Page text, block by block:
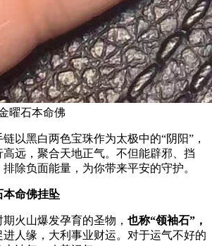
曜石本命佛
以黑白两色宝珠作为太极中的“阴阳”，
远，聚合天地正气。不但能辟邪、挡
除负面能量，为你带来平安的守护。
本命佛挂坠
火山爆发孕育的圣物， 也称“领袖石”，
人缘，大利事业财运。对于运气不好的